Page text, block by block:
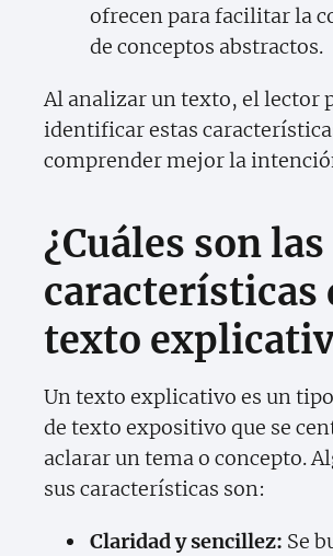
ofrecen para facilitar la
de conceptos abstractos.
Al analizar un texto, el lector
identificar estas
comprender mejor la
¿Cuáles son las
características
texto
Un texto explicativo es un
de texto expositivo que se
aclarar un tema o concepto.
sus características son:
Claridad y sencillez: Se